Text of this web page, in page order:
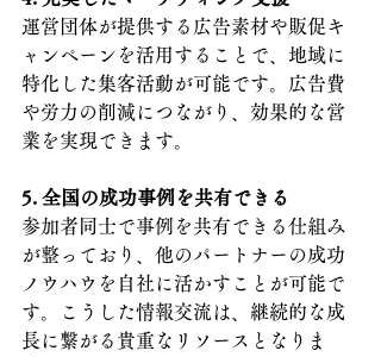
運営団体が提供する広告素材や販促キ
ャンペーンを活用することで、地域に
特化した集客活動が可能です。広告費
や労力の削減につながり、効果的な営
業を実現できます。
5. 全国の成功事例を共有できる
参加者同士で事例を共有できる仕組み
が整っており、他のパートナーの成功
ノウハウを自社に活かすことが可能で
す。こうした情報交流は、継続的な成
長に繋がる貴重なリソースとなりま